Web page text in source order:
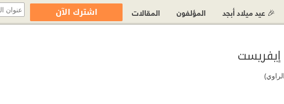
🎉 عيد ميلاد أبجد المؤلفون المقالات اشترك الآن